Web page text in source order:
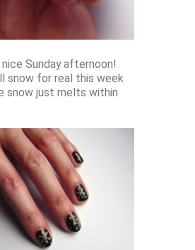
nice Sunday afternoon!
snow for real this week
snow just melts within